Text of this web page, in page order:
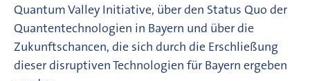
Quantum Valley Initiative, über den Status Quo der
Quantentechnologien in Bayern und über die
Zukunftschancen, die sich durch die Erschließung
dieser disruptiven Technologien für Bayern ergeben